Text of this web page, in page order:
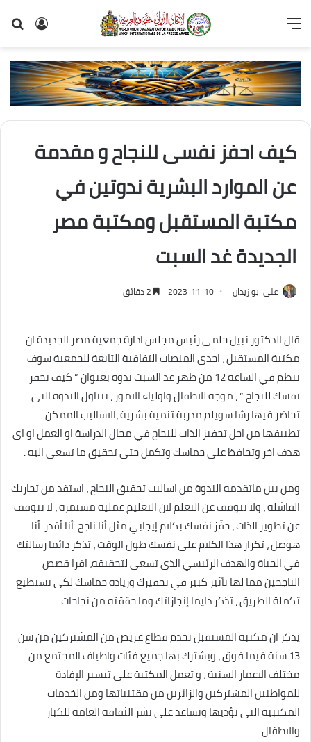
تسجيل
القائمة
كيف احفز نفسى للنجاح و مقدمة
عن الموارد البشرية ندوتين في
مكتبة المستقبل ومكتبة مصر
الجديدة غد السبت
على ابو زيدان 2023-11-10
قال الدكتور نبيل حلمى رئيس مجلس ادارة جمعية مصر الجديدة ان
مكتبة المستقبل ، احدى المنصات الثقافية التابعة للجمعية سوف
تنظم في الساعة 12 من ظهر غد السبت ندوة بعنوان ” كيف تحفز
نفسك للنجاح ” ، موجه للاطفال واولياء الامور ، تتناول الندوة التى
تحاضر فيها رشا سويلم مدربة تنمية بشرية ،الاساليب الممكن
تطبيقها من اجل تحفيز الذات للنجاح في مجال الدراسة او العمل او اى
هدف اخر وتحافظ على حماسك وتكمل حتى تحقيق ما تسعى اليه .
ومن بين ماتقدمه الندوة من اساليب تحقيق النجاح ، استفد من تجاربك
الفاشلة ، ولا تتوقف عن التعلم لان التعليم عملية مستمرة ، لا تتوقف
عن تطوير الذات ، حفّز نفسك بكلام إيجابي مثل أنا ناجح..أنا أقدر..أنا
هوصل ، تكرار هذا الكلام على نفسك طول الوقت ، تذكر دائما رسالتك
في الحياة والهدف الرئيسي الذى تسعى لتحقيقه، اقرا قصص
الناجحين مما لها تأثير كبير في تحفيزك وزيادة حماسك لكى تستطيع
تكملة الطريق ، تذكر دايما إنجازاتك وما حققته من نجاحات .
يذكر ان مكتبة المستقبل تخدم قطاع عريض من المشتركين من سن
13 سنة فيما فوق ، ويشترك بها جميع فئات واطياف المجتمع من
مختلف الاعمار السنية ، و تعمل المكتبة على تيسير الإفادة
للمواطنين المشتركين والزائرين من مقتنياتها ومن الخدمات
المكتبية التى تؤديها وتساعد على نشر الثقافة العامة للكبار
والاطفال.